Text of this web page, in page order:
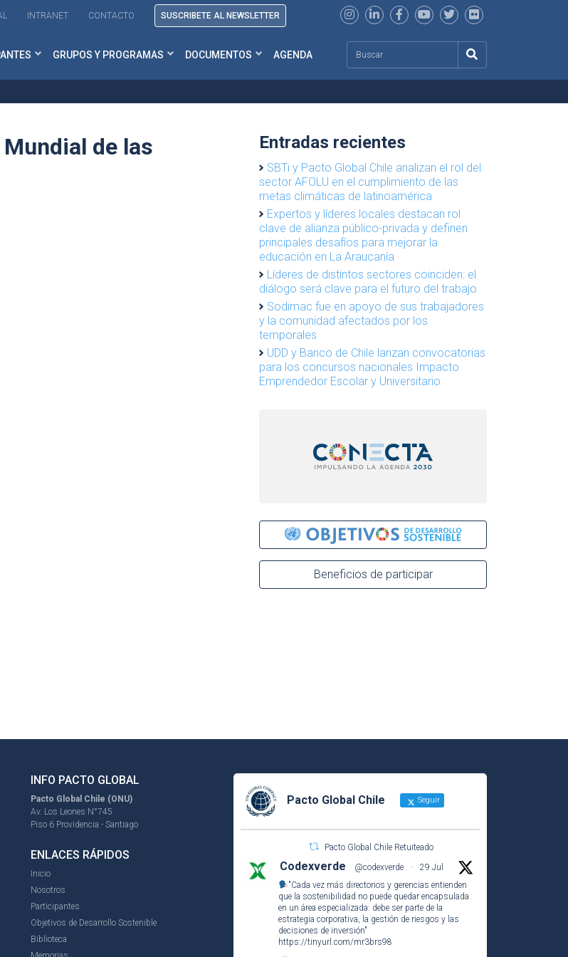
INTRANET CONTACTO SUSCRIBETE AL NEWSLETTER
GRUPOS Y PROGRAMAS DOCUMENTOS AGENDA
de las
Entradas recientes
SBTi y Pacto Global Chile analizan el rol del
sector AFOLU en el cumplimiento de las
metas climáticas de latinoamérica
Expertos y líderes locales destacan rol
clave de alianza público-privada y definen
principales desafíos para mejorar la
educación en La Araucanía
Líderes de distintos sectores coinciden: el
diálogo será clave para el futuro del trabajo
Sodimac fue en apoyo de sus trabajadores
y la comunidad afectados por los
temporales
UDD y Banco de Chile lanzan convocatorias
para los concursos nacionales Impacto
Emprendedor Escolar y Universitario
Beneficios de participar
INFO PACTO GLOBAL
Pacto Global Chile (ONU)
Av. Los Leones N°745
Piso 6 Providencia - Santiago
ENLACES RÁPIDOS
Inicio
Nosotros
Participantes
Objetivos de Desarrollo Sostenible
Biblioteca
Pacto Global Chile Seguir
Pacto Global Chile Retuiteado
Codexverde @codexverde ·
29 Jul
"Cada vez más directorios y gerencias entienden
que la sostenibilidad no puede quedar encapsulada
en un área especializada: debe ser parte de la
estrategia corporativa, la gestión de riesgos y las
decisiones de inversión"
https://tinyurl.com/mr3brs98